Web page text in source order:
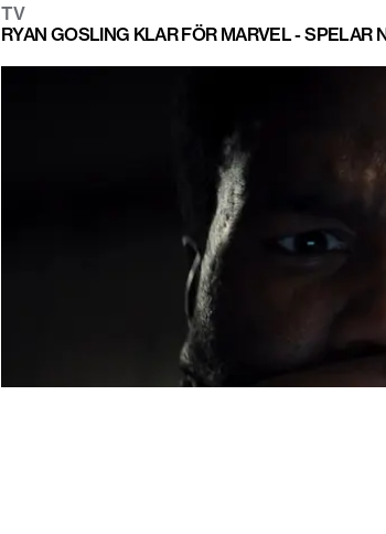
TV
RYAN GOSLING KLAR FÖR MARVEL - SPELAR